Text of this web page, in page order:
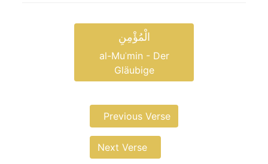
الْمُؤْمِنِ
al-Muʾmin - Der
Gläubige
Previous Verse
Next Verse